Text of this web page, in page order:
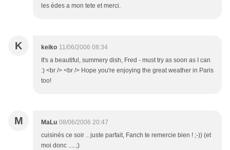
les èdes a mon tete et merci.
K keiko 11/06/2006 08:34
It's a beautiful, summery dish, Fred - must try as soon as I can
:) <br /> <br /> Hope you're enjoying the great weather in Paris
too!
M MaLu 08/06/2006 20:47
cuisinés ce soir .. juste parfait, Fanch te remercie bien ! ;-)) (et
moi donc .....;)